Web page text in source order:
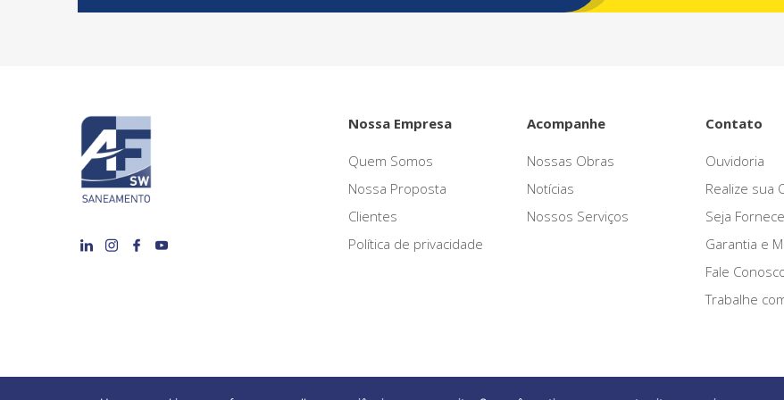
Nossa Empresa
Quem Somos
Nossa Proposta
Clientes
Política de privacidade
Acompanhe
Nossas Obras
Notícias
Nossos Serviços
Contato
Ouvidoria
Realize sua
Seja
Garantia e
Fale
Trabalhe